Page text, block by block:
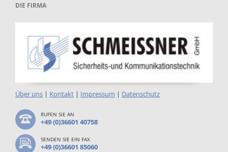
DIE FIRMA
Über uns| Kontakt| Impressum | Datenschutz
RUFEN SIE AN
+49 (0)36601 40758
SENDEN SIE EIN FAX
+49 (0)36601 85060